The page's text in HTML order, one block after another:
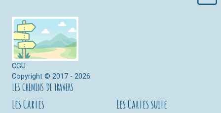
CGU
Copyright © 2017 - 2026
LES CHEMINS DE TRAVERS
Les Cartes Les Cartes suite